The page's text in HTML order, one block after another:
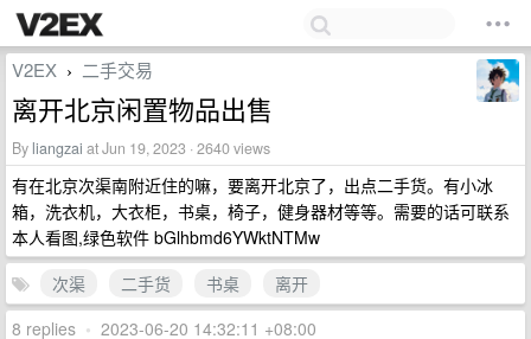
V2EX › 二手交易
离开北京闲置物品出售
By liangzai at Jun 19, 2023 · 2640 views
有在北京次渠南附近住的嘛，要离开北京了，出点二手货。有小冰
箱，洗衣机，大衣柜，书桌，椅子，健身器材等等。需要的话可联系
本人看图,绿色软件 bGlhbmd6YWktNTMw
次渠
二手货 书桌
离开
8 replies • 2023-06-20 14:32:11 +08:00